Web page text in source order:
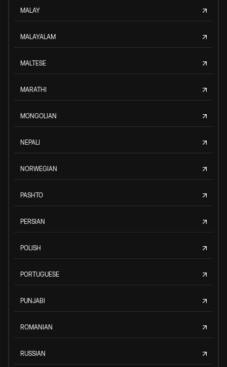
MALAY
MALAYALAM
MALTESE
MARATHI
MONGOLIAN
NEPALI
NORWEGIAN
PASHTO
PERSIAN
POLISH
PORTUGUESE
PUNJABI
ROMANIAN
RUSSIAN